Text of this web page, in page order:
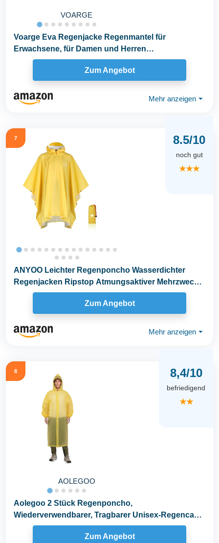
VOARGE
Voarge Eva Regenjacke Regenmantel für
Erwachsene, für Damen und Herren
Regenbekleidung Regencape...
Zum Angebot
Mehr anzeigen ⏷
7 8.5/10
noch gut
★★★
ANYOO Leichter Regenponcho Wasserdichter
Regenjacken Ripstop Atmungsaktiver Mehrzweck
Regenmantel...
Zum Angebot
Mehr anzeigen ⏷
8
AOLEGOO
8,4/10
befriedigend
★★
Aolegoo 2 Stück Regenponcho,
Wiederverwendbarer, Tragbarer Unisex-Regencape
für Fahrrad, Wandern...
Zum Angebot